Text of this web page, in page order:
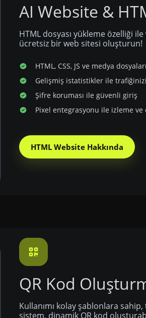
AI Website &
HTML dosyası yükleme özelliği
ücretsiz bir web sitesi oluşturun!
HTML, CSS, JS ve medya
Gelişmiş istatistikler ile
Şifre koruması ile güvenli giriş
Pixel entegrasyonu ile izleme ve
HTML Website Hakkında
QR Kod
Kullanımı kolay şablonlara
sistem, dinamik QR kod